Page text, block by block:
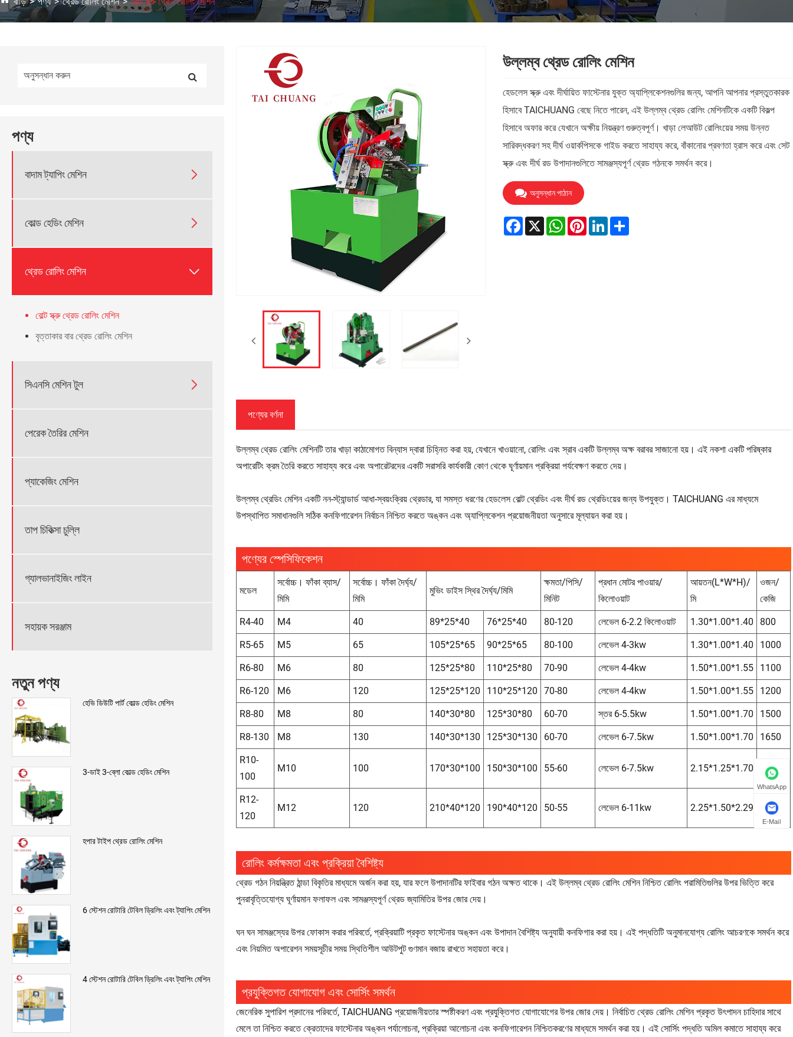
পণ্য
বাদাম ট্যাপিং মেশিন 
কোল্ড হেডিং মেশিন 
থ্রেড রোলিং মেশিন 
বোল্ট স্ক্রু থ্রেড রোলিং মেশিন
বৃত্তাকার বার থ্রেড রোলিং মেশিন
সিএনসি মেশিন টুল 
পেরেক তৈরির মেশিন
প্যাকেজিং মেশিন
তাপ চিকিত্সা চুল্লি
গ্যালভানাইজিং লাইন
সহায়ক সরঞ্জাম
নতুন পণ্য
হেভি ডিউটি ​​পার্ট কোল্ড হেডিং মেশিন
3-ডাই 3-ব্লো কোল্ড হেডিং মেশিন
হপার টাইপ থ্রেড রোলিং মেশিন
6 স্টেশন রোটারি টেবিল ড্রিলিং এবং ট্যাপিং মেশিন
4 স্টেশন রোটারি টেবিল ড্রিলিং এবং ট্যাপিং মেশিন
উল্লম্ব থ্রেড রোলিং মেশিন
হেডলেস স্ক্রু এবং দীর্ঘায়িত ফাস্টেনার যুক্ত অ্যাপ্লিকেশনগুলির জন্য, আপনি আপনার প্রস্তুতকারক
হিসাবে TAICHUANG বেছে নিতে পারেন, এই উল্লম্ব থ্রেড রোলিং মেশিনটিকে একটি বিকল্প
হিসাবে অফার করে যেখানে অক্ষীয় নিয়ন্ত্রণ গুরুত্বপূর্ণ। খাড়া লেআউট রোলিংয়ের সময় উন্নত
সারিবদ্ধকরণ সহ দীর্ঘ ওয়ার্কপিসকে গাইড করতে সাহায্য করে, বাঁকানোর প্রবণতা হ্রাস করে এবং সেট
স্ক্রু এবং দীর্ঘ রড উপাদানগুলিতে সামঞ্জস্যপূর্ণ থ্রেড গঠনকে সমর্থন করে।
অনুসন্ধান পাঠান
Facebook
X WhatsApp
PinterestLinkedInShare
পণ্যের বর্ণনা
উল্লম্ব থ্রেড রোলিং মেশিনটি তার খাড়া কাঠামোগত বিন্যাস দ্বারা চিহ্নিত করা হয়, যেখানে খাওয়ানো, রোলিং এবং স্রাব একটি উল্লম্ব অক্ষ বরাবর সাজানো হয়। এই নকশা একটি পরিষ্কার
অপারেটিং ক্রম তৈরি করতে সাহায্য করে এবং অপারেটরদের একটি সরাসরি কার্যকারী কোণ থেকে ঘূর্ণায়মান প্রক্রিয়া পর্যবেক্ষণ করতে দেয়।
উল্লম্ব থ্রেডিং মেশিন একটি নন-স্ট্যান্ডার্ড আধা-স্বয়ংক্রিয় থ্রেডার, যা সমস্ত ধরণের হেডলেস বোল্ট থ্রেডিং এবং দীর্ঘ রড থ্রেডিংয়ের জন্য উপযুক্ত। TAICHUANG এর মাধ্যমে
উপস্থাপিত সমাধানগুলি সঠিক কনফিগারেশন নির্বাচন নিশ্চিত করতে অঙ্কন এবং অ্যাপ্লিকেশন প্রয়োজনীয়তা অনুসারে মূল্যায়ন করা হয়।
পণ্যের স্পেসিফিকেশন
মডেল
সর্বোচ্চ। ফাঁকা ব্যাস/
মিমি
সর্বোচ্চ। ফাঁকা দৈর্ঘ্য/
মিমি
মুভিং ডাইস স্থির দৈর্ঘ্য/মিমি
ক্ষমতা/পিসি/
মিনিট
প্রধান মোটর পাওয়ার/
কিলোওয়াট
আয়তন(L*W*H)/
মি
ওজন/
কেজি
R4-40 M4 40 89*25*40 76*25*40 80-120 লেভেল 6-2.2 কিলোওয়াট 1.30*1.00*1.40 800
R5-65 M5 65 105*25*65 90*25*65 80-100 লেভেল 4-3kw 1.30*1.00*1.40 1000
R6-80 M6 80 125*25*80 110*25*80 70-90 লেভেল 4-4kw 1.50*1.00*1.55 1100
R6-120 M6 120 125*25*120 110*25*120 70-80 লেভেল 4-4kw 1.50*1.00*1.55 1200
R8-80 M8 80 140*30*80 125*30*80 60-70 স্তর 6-5.5kw 1.50*1.00*1.70 1500
R8-130 M8 130 140*30*130 125*30*130 60-70 লেভেল 6-7.5kw 1.50*1.00*1.70 1650
R10-
100
M10 100 170*30*100 150*30*100 55-60 লেভেল 6-7.5kw 2.15*1.25*1.70 1950
R12-
120
M12 120 210*40*120 190*40*120 50-55 লেভেল 6-11kw 2.25*1.50*2.29 2800
রোলিং কর্মক্ষমতা এবং প্রক্রিয়া বৈশিষ্ট্য
থ্রেড গঠন নিয়ন্ত্রিত ঠান্ডা বিকৃতির মাধ্যমে অর্জন করা হয়, যার ফলে উপাদানটির ফাইবার গঠন অক্ষত থাকে। এই উল্লম্ব থ্রেড রোলিং মেশিন নিশ্চিত রোলিং পরামিতিগুলির উপর ভিত্তি করে
পুনরাবৃত্তিযোগ্য ঘূর্ণায়মান ফলাফল এবং সামঞ্জস্যপূর্ণ থ্রেড জ্যামিতির উপর জোর দেয়।
ঘন ঘন সামঞ্জস্যের উপর ফোকাস করার পরিবর্তে, প্রক্রিয়াটি প্রকৃত ফাস্টেনার অঙ্কন এবং উপাদান বৈশিষ্ট্য অনুযায়ী কনফিগার করা হয়। এই পদ্ধতিটি অনুমানযোগ্য রোলিং আচরণকে সমর্থন করে
এবং নিয়মিত অপারেশন সময়সূচীর সময় স্থিতিশীল আউটপুট গুণমান বজায় রাখতে সহায়তা করে।
প্রযুক্তিগত যোগাযোগ এবং সোর্সিং সমর্থন
জেনেরিক সুপারিশ প্রদানের পরিবর্তে, TAICHUANG প্রয়োজনীয়তার স্পষ্টীকরণ এবং প্রযুক্তিগত যোগাযোগের উপর জোর দেয়। নির্বাচিত থ্রেড রোলিং মেশিন প্রকৃত উৎপাদন চাহিদার সাথে
মেলে তা নিশ্চিত করতে ক্রেতাদের ফাস্টেনার অঙ্কন পর্যালোচনা, প্রক্রিয়া আলোচনা এবং কনফিগারেশন নিশ্চিতকরণের মাধ্যমে সমর্থন করা হয়। এই সোর্সিং পদ্ধতি অমিল কমাতে সাহায্য করে
WhatsApp
E-Mail